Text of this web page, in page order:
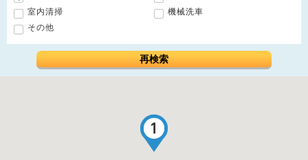
室内清掃
機械洗車
その他
再検索